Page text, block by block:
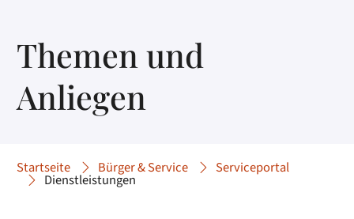
Themen und
Anliegen
Startseite Bürger & Service Serviceportal
Dienstleistungen